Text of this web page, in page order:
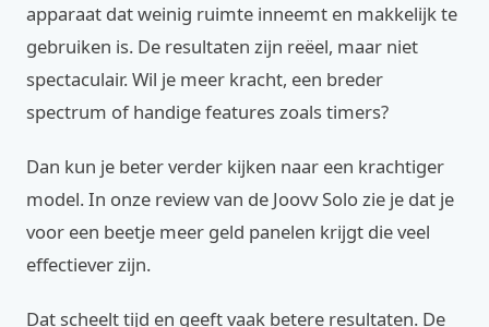
apparaat dat weinig ruimte inneemt en makkelijk te
gebruiken is. De resultaten zijn reëel, maar niet
spectaculair. Wil je meer kracht, een breder
spectrum of handige features zoals timers?
Dan kun je beter verder kijken naar een krachtiger
model. In onze review van de Joovv Solo zie je dat je
voor een beetje meer geld panelen krijgt die veel
effectiever zijn.
Dat scheelt tijd en geeft vaak betere resultaten. De